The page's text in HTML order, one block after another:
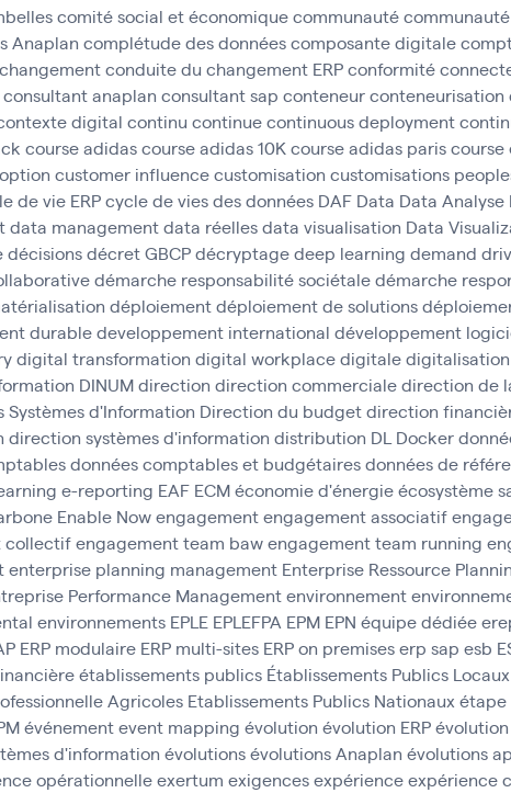
comité social et économiquecommunauté
Anaplan complétude des donnéescomposante digitale
conduite du changement ERPconformité
consultant anaplan consultant sap conteneurconteneurisation
digital continu continuecontinuous deployment
course adidascourse adidas 10K course adidas pariscourse
customer influencecustomisation customisations
de vie ERPcycle de vies des données DAF Data Data Analyse
data managementdata réellesdata visualisation Data
décisionsdécret GBCPdécryptagedeep learning demand
démarche responsabilité sociétaledémarche
déploiementdéploiement de solutions
durabledeveloppement international développement
digital transformation digital workplacedigitaledigitalisation
DINUMdirection direction commercialedirection de
Systèmes d'Information Direction du budgetdirection
direction systèmes d'information distribution DL Docker
données comptables et budgétairesdonnées de
e-reporting EAF ECMéconomie d'énergieécosystème
Enable Nowengagementengagement associatif
collectifengagement team bawengagement team running
enterprise planning management Enterprise Ressource
Performance Managementenvironnement
environnements EPLE EPLEFPA EPM EPN équipe dédiée
ERP modulaire ERP multi-sites ERP on premiseserp sap esb
établissements publics Établissements Publics
Agricoles Etablissements Publics Nationaux
événementevent mapping évolution évolution ERP
d'information évolutionsévolutions Anaplan évolutions
opérationnelleexertum exigencesexpérienceexpérience